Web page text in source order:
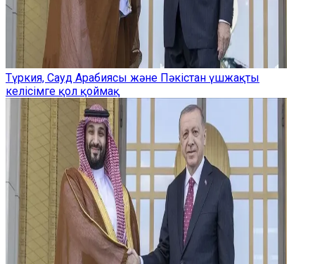
Түркия, Сауд Арабиясы және Пәкістан үшжақты
келісімге қол қоймақ